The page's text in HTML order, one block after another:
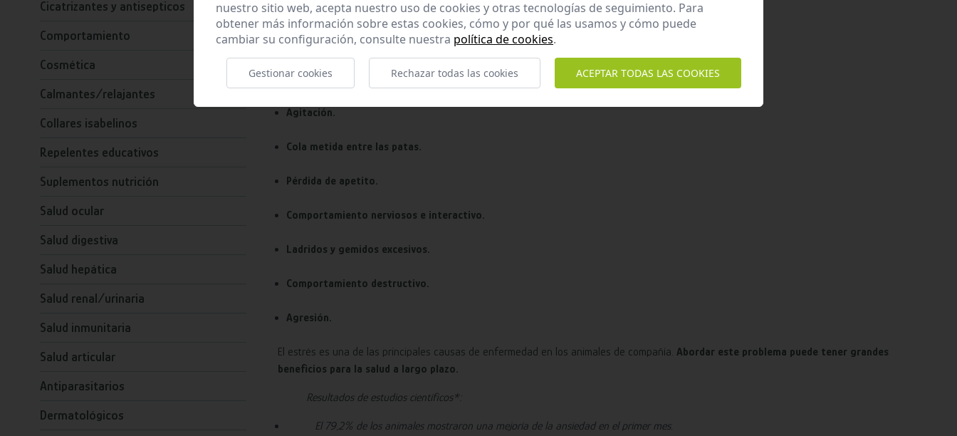
Cicatrizantes y antisepticos
Comportamiento
Cosmética
Calmantes/relajantes
Collares isabelinos
Repelentes educativos
Suplementos nutrición
Salud ocular
Salud digestiva
Salud hepática
Salud renal/urinaria
Salud inmunitaria
Salud articular
Antiparasitarios
Dermatológicos
¿CUÁNDO UTILIZAR CBD?
ANSIEDAD
Los signos más comunes de son:
Agitación.
Cola metida entre las patas.
Pérdida de apetito.
Comportamiento nerviosos e interactivo.
Ladridos y gemidos excesivos.
Comportamiento destructivo.
Agresión.
El estrés es una de las principales causas de enfermedad en los animales de compañía. Abordar este problema puede tener grandes
beneficios para la salud a largo plazo.
Resultados de estudios científicos*:
El 79,2% de los animales mostraron una mejoría de la ansiedad en el primer mes.
nuestro sitio web, acepta nuestro uso de cookies y otras tecnologías de seguimiento. Para
obtener más información sobre estas cookies, cómo y por qué las usamos y cómo puede
cambiar su configuración, consulte nuestra política de cookies.
Gestionar cookies Rechazar todas las cookies ACEPTAR TODAS LAS COOKIES